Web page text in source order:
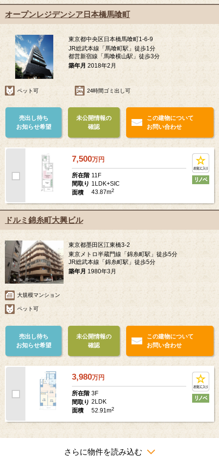
オープンレジデンシア日本橋馬喰町
東京都中央区日本橋馬喰町1-6-9
JR総武本線「馬喰町駅」徒歩1分
都営新宿線「馬喰横山駅」徒歩3分
築年月 2018年2月
ペット可 24時間ゴミ出し可
売出し待ち
お知らせ希望
未公開情報の
確認
この建物について
お問い合わせ
7,500万円
所在階 11F
間取り 1LDK+SIC
面積
43.87m2
ドルミ錦糸町大興ビル
東京都墨田区江東橋3-2
東京メトロ半蔵門線「錦糸町駅」徒歩5分
JR総武本線「錦糸町駅」徒歩5分
築年月 1980年3月
大規模マンション
ペット可
売出し待ち
お知らせ希望
未公開情報の
確認
この建物について
お問い合わせ
3,980万円
所在階 3F
間取り 2LDK
面積
52.91m2
さらに物件を読み込む